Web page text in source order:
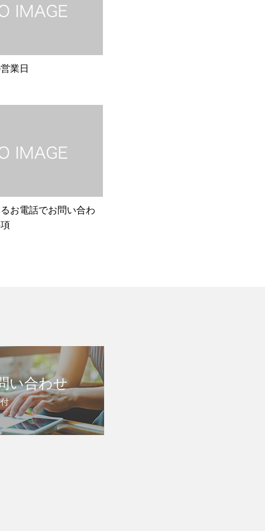
業日
お電話でお問い合わ
い合わせ